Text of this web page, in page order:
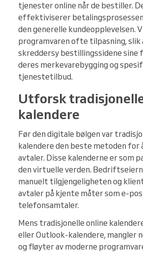
tjenester online når de bestiller.
effektiviserer
den generelle kundeopplevelsen.
programvaren ofte tilpasning,
skreddersy bestillingssidene sine
deres merkevarebygging og
tjenestetilbud.
Utforsk
kalendere
Før den digitale bølgen var
kalendere den beste metoden for
avtaler. Disse kalenderne er som
den virtuelle verden.
manuelt tilgjengeligheten og
avtaler på kjente måter som e-
telefonsamtaler.
Mens tradisjonelle online
eller Outlook-kalendere, mangler
og fløyter av moderne